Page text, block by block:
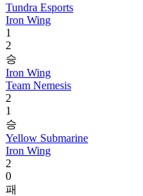
Tundra Esports
Iron Wing
1
2
승
Iron Wing
Team Nemesis
2
1
승
Yellow Submarine
Iron Wing
2
0
패